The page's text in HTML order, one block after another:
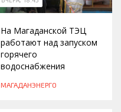
На Магаданской ТЭЦ
работают над запуском
горячего
водоснабжения
МАГАДАНЭНЕРГО